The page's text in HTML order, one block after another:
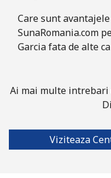
Care sunt
SunaRomania.com
Garcia fata de alte
Ai mai multe
Viziteaza